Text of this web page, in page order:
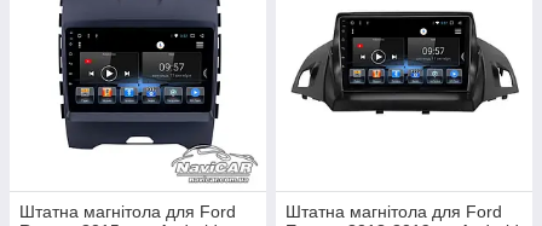
Штатна магнітола для Ford
Штатна магнітола для Ford